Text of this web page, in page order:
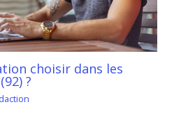
choisir dans les
?